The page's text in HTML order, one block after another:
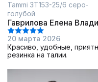
Tammi 3Т153-25/6 серо-
голубой
Гаврилова Елена
20 марта 2026
Красиво, удобные,
резинка на талии.